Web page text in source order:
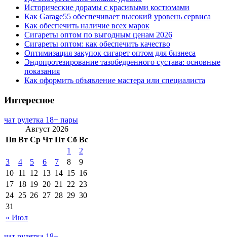
Исторические дорамы с красивыми костюмами
Как Garage55 обеспечивает высокий уровень сервиса
Как обеспечить наличие всех марок
Сигареты оптом по выгодным ценам 2026
Сигареты оптом: как обеспечить качество
Оптимизация закупок сигарет оптом для бизнеса
Эндопротезирование тазобедренного сустава: основные
показания
Как оформить объявление мастера или специалиста
Интересное
чат рулетка 18+ пары
Август 2026
Пн Вт Ср Чт Пт Сб Вс
« Июл
1
2
3
4 5 6 7 8
9
10 11 12 13 14 15 16
17 18 19 20 21 22 23
24 25 26 27 28 29 30
31